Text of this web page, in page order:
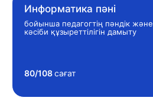
Информатика пәні
бойынша педагогтің пәндік және
кәсіби құзыреттілігін дамыту
80/108сағат